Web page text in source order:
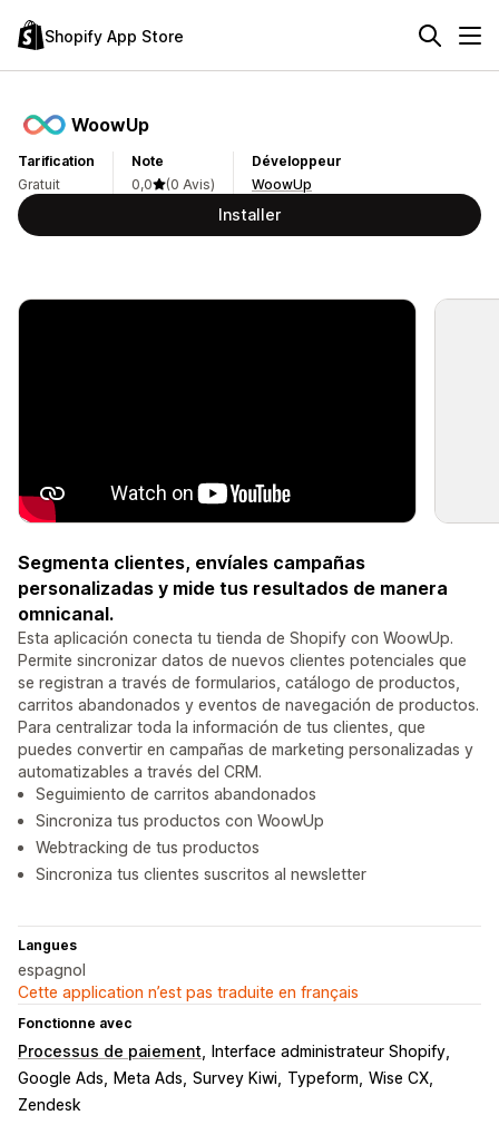
Shopify App Store
WoowUp
Tarification
Gratuit
Note
0,0
(0 Avis)
Développeur
WoowUp
Installer
Segmenta clientes, envíales campañas
personalizadas y mide tus resultados de manera
omnicanal.
Esta aplicación conecta tu tienda de Shopify con WoowUp.
Permite sincronizar datos de nuevos clientes potenciales que
se registran a través de formularios, catálogo de productos,
carritos abandonados y eventos de navegación de productos.
Para centralizar toda la información de tus clientes, que
puedes convertir en campañas de marketing personalizadas y
automatizables a través del CRM.
Seguimiento de carritos abandonados
Sincroniza tus productos con WoowUp
Webtracking de tus productos
Sincroniza tus clientes suscritos al newsletter
Langues
espagnol
Cette application n’est pas traduite en français
Fonctionne avec
Processus de paiement
Interface administrateur Shopify
Google Ads
Meta Ads Survey Kiwi Typeform Wise CX
Zendesk